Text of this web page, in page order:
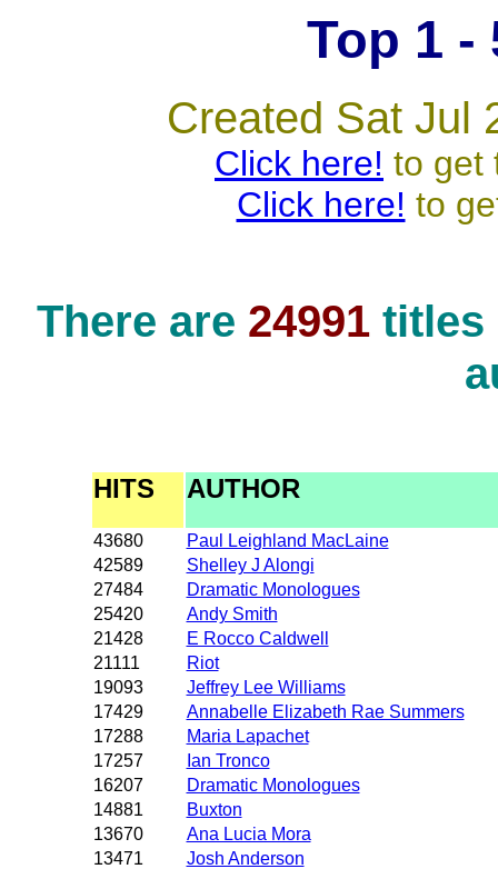
Top 1 -
Created Sat Jul
Click here! to get
Click here! to
There are 24991titles
HITS AUTHOR
43680
Paul Leighland MacLaine
42589
Shelley J Alongi
27484
Dramatic Monologues
25420
Andy Smith
21428
E Rocco Caldwell
21111
Riot
19093
Jeffrey Lee Williams
17429
Annabelle Elizabeth Rae Summers
17288
Maria Lapachet
17257
Ian Tronco
16207
Dramatic Monologues
14881
Buxton
13670
Ana Lucia Mora
13471
Josh Anderson